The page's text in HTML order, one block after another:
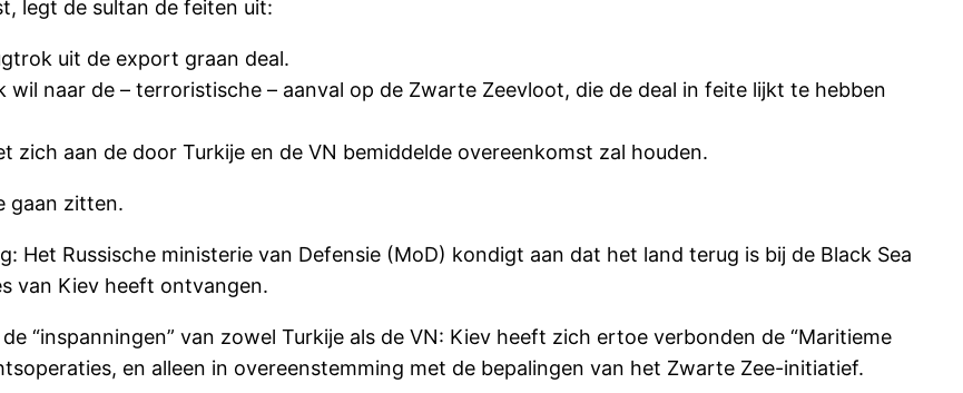
legt de sultan de feiten uit:
uit de export graan deal.
naar de – terroristische – aanval op de Zwarte Zeevloot, die de deal in feite lijkt te hebben
zich aan de door Turkije en de VN bemiddelde overeenkomst zal houden.
gaan zitten.
Het Russische ministerie van Defensie (MoD) kondigt aan dat het land terug is bij de Black Sea
van Kiev heeft ontvangen.
“inspanningen” van zowel Turkije als de VN: Kiev heeft zich ertoe verbonden de “Maritieme
en alleen in overeenstemming met de bepalingen van het Zwarte Zee-initiatief.